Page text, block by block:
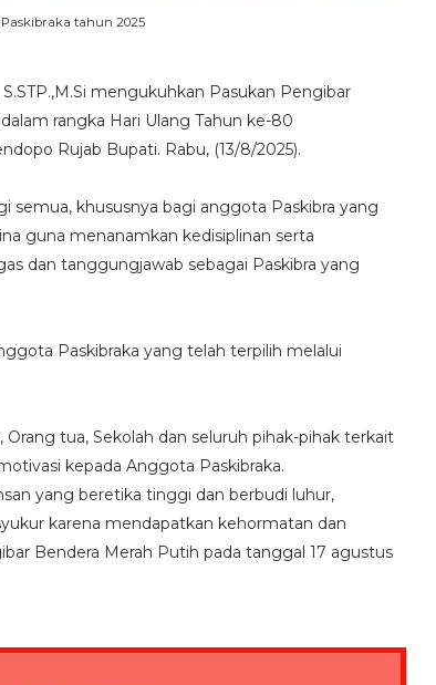
tahun 2025
mengukuhkan Pasukan Pengibar
rangka Hari Ulang Tahun ke-80
Rujab Bupati. Rabu, (13/8/2025).
semua, khususnya bagi anggota Paskibra yang
guna menanamkan kedisiplinan serta
dan tanggungjawab sebagai Paskibra yang
Paskibraka yang telah terpilih melalui
tua, Sekolah dan seluruh pihak-pihak terkait
kepada Anggota Paskibraka.
yang beretika tinggi dan berbudi luhur,
karena mendapatkan kehormatan dan
Bendera Merah Putih pada tanggal 17 agustus